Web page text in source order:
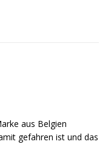
aus Belgien
gefahren ist und das